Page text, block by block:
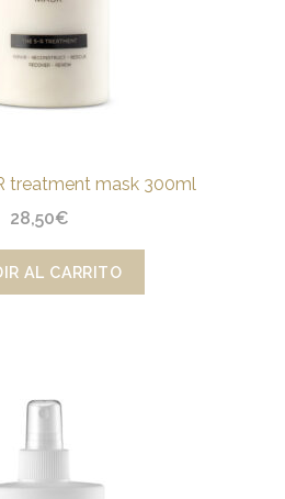
treatment mask 300ml
28,50€
AL CARRITO